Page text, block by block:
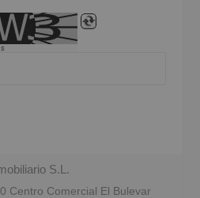
S.L.
Centro Comercial El Bulevar